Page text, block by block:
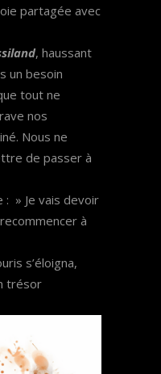
partagée avec
, haussant
un besoin
tout ne
nos
Nous ne
de passer à
: » Je vais devoir
à
s’éloigna,
trésor